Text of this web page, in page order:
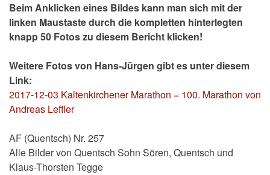
Beim Anklicken eines Bildes kann man sich mit der
linken Maustaste durch die kompletten hinterlegten
knapp 50 Fotos zu diesem Bericht klicken!
Weitere Fotos von Hans-Jürgen gibt es unter diesem
Link:
2017-12-03 Kaltenkirchener Marathon = 100. Marathon von
Andreas Leffler
AF (Quentsch) Nr. 257
Alle Bilder von Quentsch Sohn Sören, Quentsch und
Klaus-Thorsten Tegge